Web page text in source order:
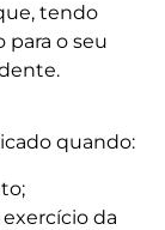
tendo
para o seu
quando:
da